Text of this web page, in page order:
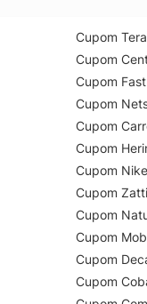
Cupom
Cupom
Cupom
Cupom
Cupom
Cupom
Cupom Nike
Cupom
Cupom
Cupom
Cupom
Cupom